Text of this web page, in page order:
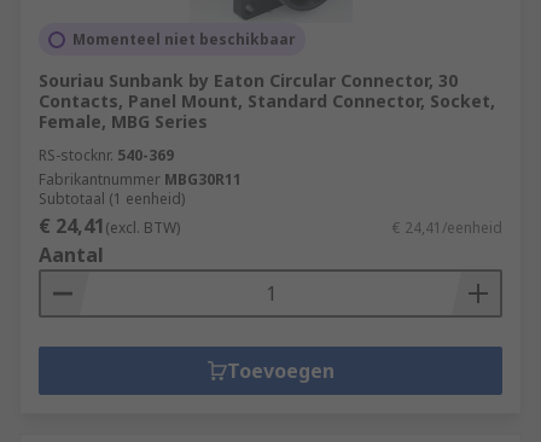
Momenteel niet beschikbaar
Souriau Sunbank by Eaton Circular Connector, 30
Contacts, Panel Mount, Standard Connector, Socket,
Female, MBG Series
RS-stocknr. 540-369
Fabrikantnummer MBG30R11
Subtotaal (1 eenheid)
€ 24,41(excl. BTW) € 24,41/eenheid
Aantal
Toevoegen